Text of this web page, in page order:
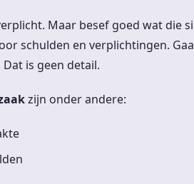
Maar besef goed wat die
schulden en verplichtingen.
is geen detail.
zijn onder andere: